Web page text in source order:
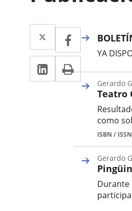
Twitter
Enlace
a
una
aplicación
Facebook
Enlace
a
una
aplicación
externa.
Linkedin
Enlace
a
aplicación
YA
Teatro
como
Autor
Gerardo
ISBN / ISSN
Durante
Gerardo